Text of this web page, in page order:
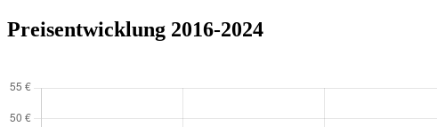
Preisentwicklung 2016-2024